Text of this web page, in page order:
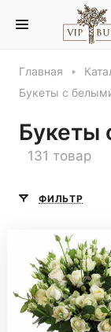
Главная
Букеты с
Букеты
131 товар
ФИЛЬТР